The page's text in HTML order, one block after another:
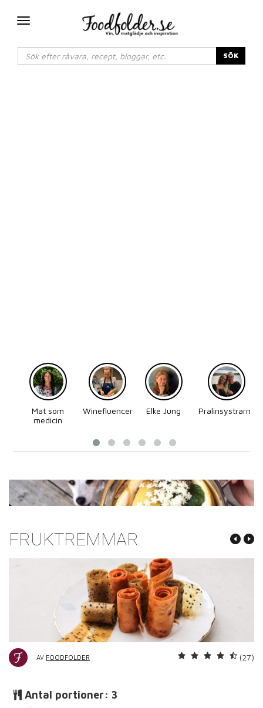
Växla
SÖK
Mat som
medicin
Winefluencer Elke Jung
Pralinsystrarna
FRUKTREMMAR
AV FOODFOLDER (27)
Antal portioner: 3